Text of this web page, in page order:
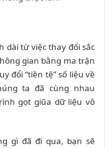
dài từ việc thay đổi sắc
gian bằng ma trận
đổi “tiền tệ” số liệu về
ta đã cùng nhau
gọt giũa dữ liệu vô
gì đã đi qua, bạn sẽ